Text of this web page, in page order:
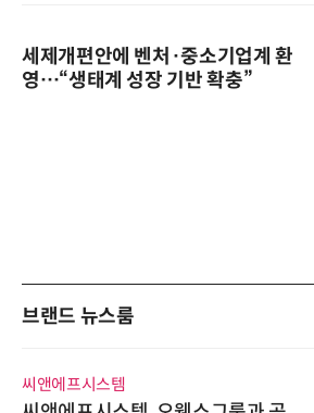
세제개편안에 벤처·중소기업계 환
영…“생태계 성장 기반 확충”
브랜드 뉴스룸
씨앤에프시스템